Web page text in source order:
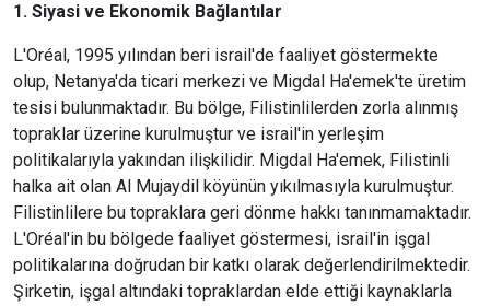
1. Siyasi ve Ekonomik Bağlantılar
L'Oréal, 1995 yılından beri israil'de faaliyet göstermekte
olup, Netanya'da ticari merkezi ve Migdal Ha'emek'te üretim
tesisi bulunmaktadır. Bu bölge, Filistinlilerden zorla alınmış
topraklar üzerine kurulmuştur ve israil'in yerleşim
politikalarıyla yakından ilişkilidir. Migdal Ha'emek, Filistinli
halka ait olan Al Mujaydil köyünün yıkılmasıyla kurulmuştur.
Filistinlilere bu topraklara geri dönme hakkı tanınmamaktadır.
L'Oréal'in bu bölgede faaliyet göstermesi, israil'in işgal
politikalarına doğrudan bir katkı olarak değerlendirilmektedir.
Şirketin, işgal altındaki topraklardan elde ettiği kaynaklarla